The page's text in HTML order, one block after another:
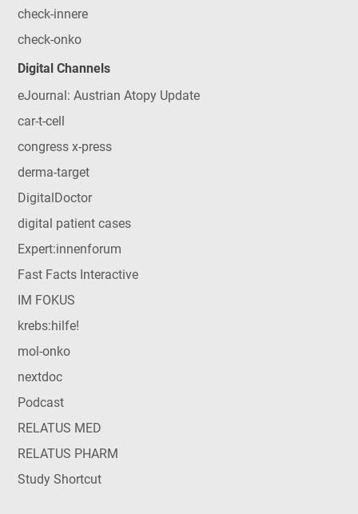
check-innere
check-onko
Digital Channels
eJournal: Austrian Atopy Update
car-t-cell
congress x-press
derma-target
DigitalDoctor
digital patient cases
Expert:innenforum
Fast Facts Interactive
IM FOKUS
krebs:hilfe!
mol-onko
nextdoc
Podcast
RELATUS MED
RELATUS PHARM
Study Shortcut